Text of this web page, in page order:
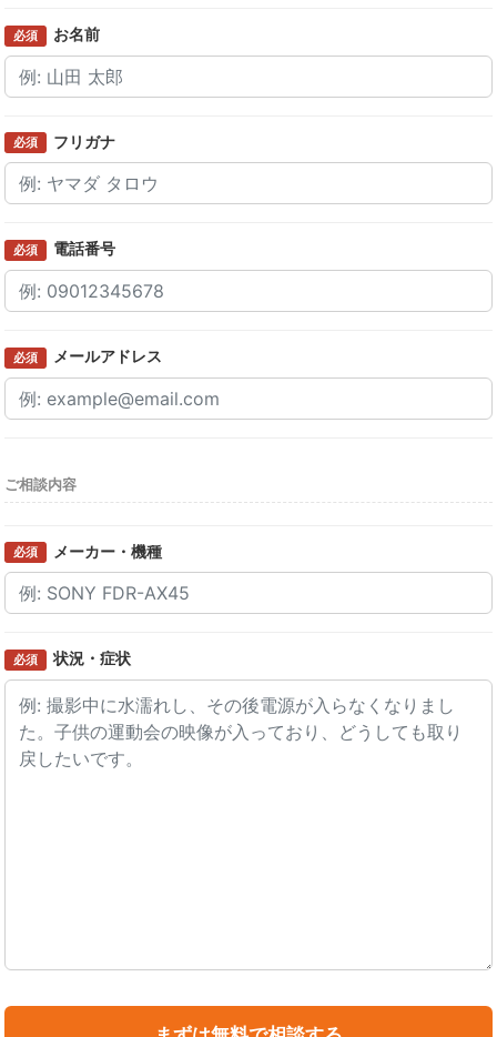
必須 お名前
必須 フリガナ
必須 電話番号
必須 メールアドレス
ご相談内容
必須 メーカー・機種
必須 状況・症状